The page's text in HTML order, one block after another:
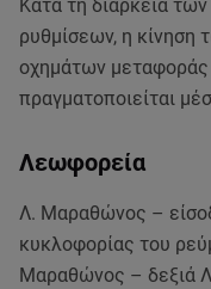
Κατά τη διάρκεια
ρυθμίσεων, η κίνηση
οχημάτων
πραγματοποιείται
Λεωφορεία
Λ. Μαραθώνος –
κυκλοφορίας του
Μαραθώνος – δεξιά